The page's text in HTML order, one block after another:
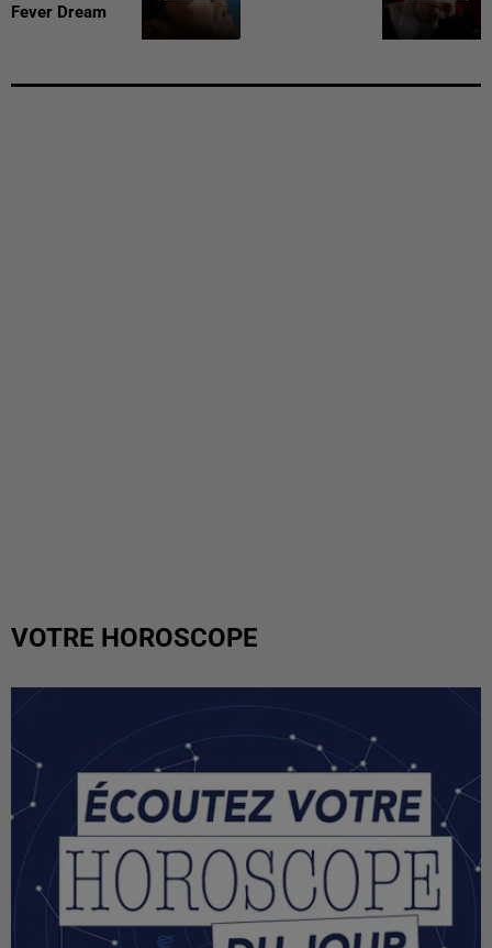
Fever Dream
VOTRE HOROSCOPE